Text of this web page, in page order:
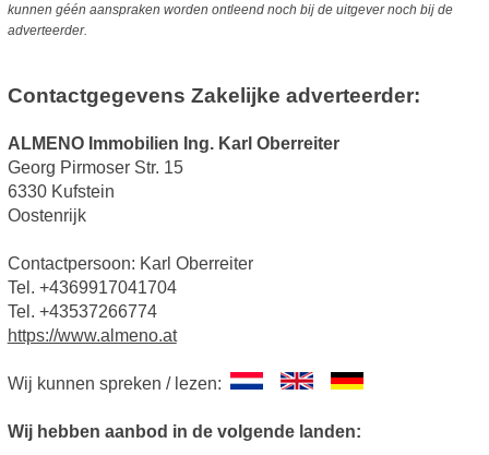
kunnen géén aanspraken worden ontleend noch bij de uitgever noch bij de
adverteerder.
Contactgegevens Zakelijke adverteerder:
ALMENO Immobilien Ing. Karl Oberreiter
Georg Pirmoser Str. 15
6330 Kufstein
Oostenrijk
Contactpersoon: Karl Oberreiter
Tel. +4369917041704
Tel. +43537266774
https://www.almeno.at
Wij kunnen spreken / lezen:
Wij hebben aanbod in de volgende landen: